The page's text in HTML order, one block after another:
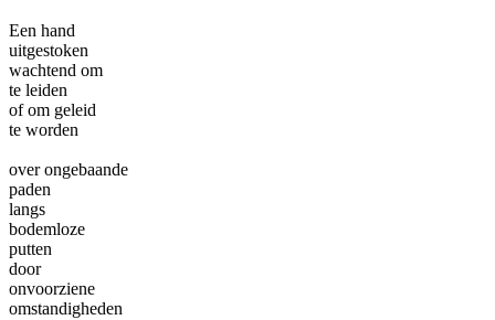
Een hand
uitgestoken
wachtend om
te leiden
of om geleid
te worden
over ongebaande
paden
langs
bodemloze
putten
door
onvoorziene
omstandigheden